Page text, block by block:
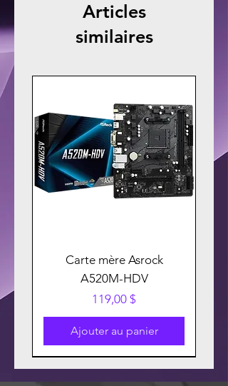
Articles
similaires
Carte mère Asrock
A520M-HDV
Prix
119,00 $
Ajouter au panier